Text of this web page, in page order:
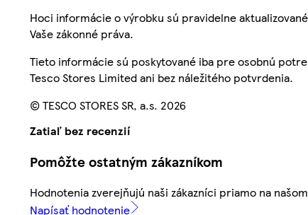
Hoci informácie o výrobku sú pravidelne
Vaše zákonné práva.
Tieto informácie sú poskytované iba pre osobnú
Tesco Stores Limited ani bez náležitého potvrdenia.
© TESCO STORES SR, a.s. 2026
Zatiaľ bez recenzií
Pomôžte ostatným zákazníkom
Hodnotenia zverejňujú naši zákazníci priamo na
Napísať hodnotenie